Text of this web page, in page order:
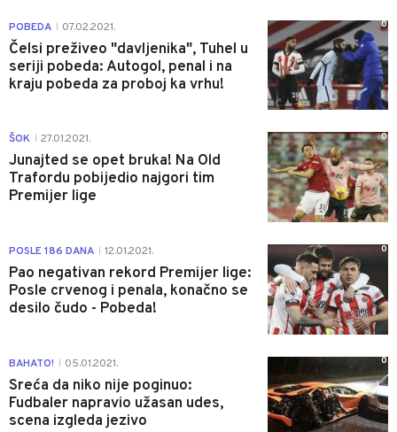
POBEDA 07.02.2021.
Čelsi preživeo "davljenika", Tuhel u
seriji pobeda: Autogol, penal i na
kraju pobeda za proboj ka vrhu!
0
ŠOK 27.01.2021.
Junajted se opet bruka! Na Old
Trafordu pobijedio najgori tim
Premijer lige
0
POSLE 186 DANA 12.01.2021.
Pao negativan rekord Premijer lige:
Posle crvenog i penala, konačno se
desilo čudo - Pobeda!
0
BAHATO! 05.01.2021.
Sreća da niko nije poginuo:
Fudbaler napravio užasan udes,
scena izgleda jezivo
0